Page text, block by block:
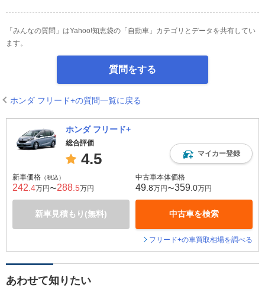
「みんなの質問」はYahoo!知恵袋の「自動車」カテゴリとデータを共有してい
ます。
質問をする
ホンダ フリード+の質問一覧に戻る
ホンダ フリード+
総合評価
4.5 マイカー登録
新車価格 （税込）
242 .4万円〜288 .5万円
新車見積もり(無料)
中古車本体価格
49 .8万円〜359 .0万円
中古車を検索
フリード+の車買取相場を調べる
あわせて知りたい